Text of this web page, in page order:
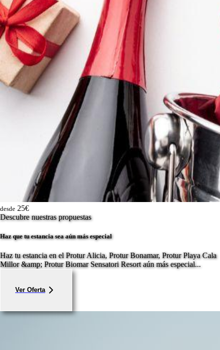
desde 25€
Descubre nuestras propuestas
Haz que tu estancia sea aún más especial
Haz tu estancia en el Protur Alicia, Protur Bonamar, Protur Playa Cala
Millor &amp; Protur Biomar Sensatori Resort aún más especial...
Ver Oferta